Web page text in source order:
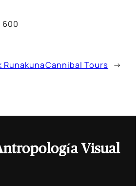
600
RunakunaCannibal Tours →
Visual